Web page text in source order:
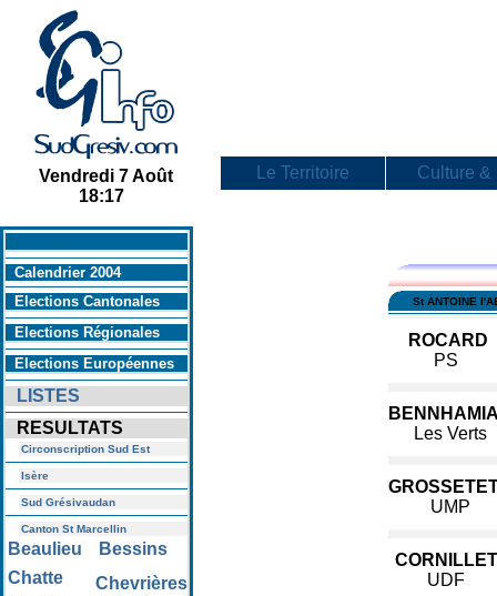
Vendredi 7 Août
18:17
Le Territoire Culture &
Calendrier 2004
Elections Cantonales
Elections Régionales
Elections Européennes
LISTES
RESULTATS
Circonscription Sud Est
Isère
Sud Grésivaudan
Canton St Marcellin
Beaulieu
Bessins
Chatte
Chevrières
St ANTOINE
ROCARD
PS
Les Verts
UMP
CORNILLET
UDF